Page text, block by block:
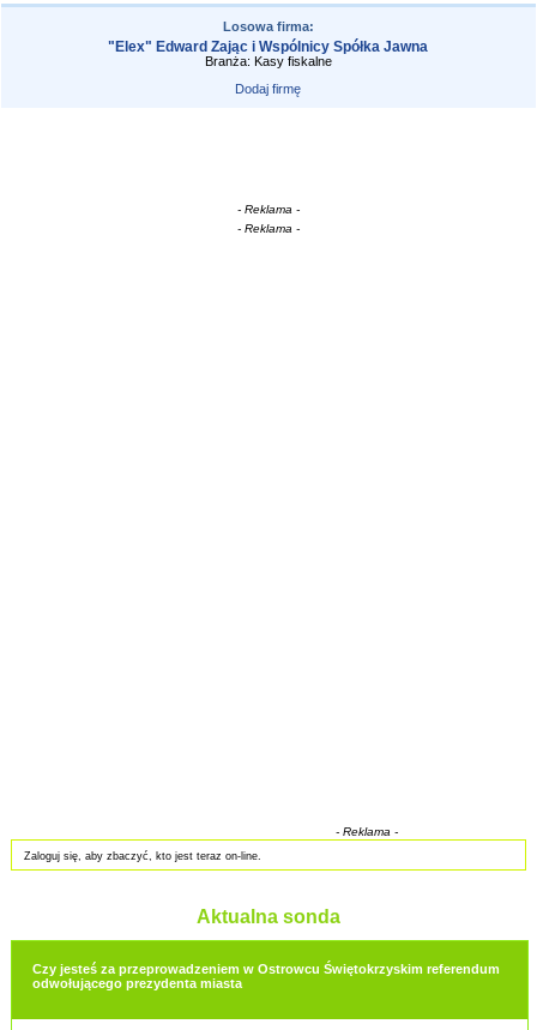
Losowa firma:
"Elex" Edward Zając i Wspólnicy Spółka Jawna
Branża: Kasy fiskalne
Dodaj firmę
- Reklama -
- Reklama -
- Reklama -
Zaloguj się, aby zbaczyć, kto jest teraz on-line.
Aktualna sonda
Czy jesteś za przeprowadzeniem w Ostrowcu Świętokrzyskim referendum
odwołującego prezydenta miasta